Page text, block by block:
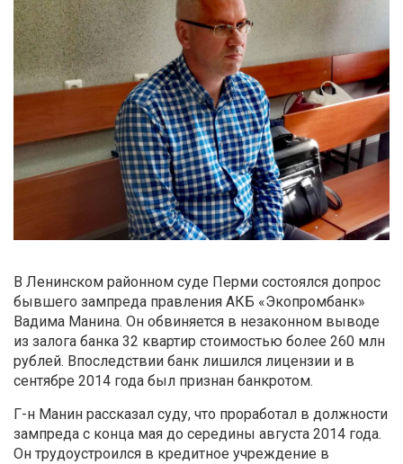
В Ленинском районном суде Перми состоялся допрос
бывшего зампреда правления АКБ «Экопромбанк»
Вадима Манина. Он обвиняется в незаконном выводе
из залога банка 32 квартир стоимостью более 260 млн
рублей. Впоследствии банк лишился лицензии и в
сентябре 2014 года был признан банкротом.
Г-н Манин рассказал суду, что проработал в должности
зампреда с конца мая до середины августа 2014 года.
Он трудоустроился в кредитное учреждение в